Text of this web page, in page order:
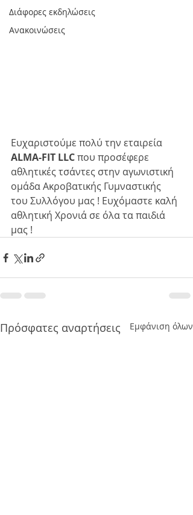
Διάφορες εκδηλώσεις
Ανακοινώσεις
Ευχαριστούμε πολύ την εταιρεία
ALMA-FIT LLC που προσέφερε
αθλητικές τσάντες στην αγωνιστική
ομάδα Ακροβατικής Γυμναστικής
του Συλλόγου μας ! Ευχόμαστε καλή
αθλητική Χρονιά σε όλα τα παιδιά
μας !
Πρόσφατες αναρτήσεις Εμφάνιση όλων